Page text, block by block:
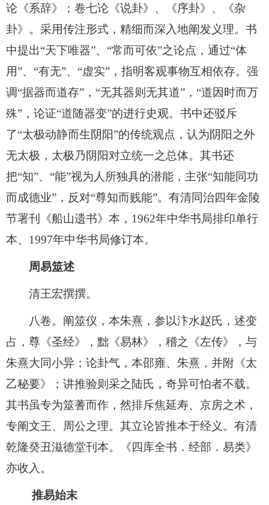
论《系辞》；卷七论《说卦》、《序卦》、《杂
卦》。采用传注形式，精细而深入地阐发义理。书
中提出“天下唯器”、“常而可依”之论点，通过“体
用”、“有无”、“虚实”，指明客观事物互相依存。强
调“据器而道存”，“无其器则无其道”，“道因时而万
殊”，论证“道随器变”的进行史观。书中还驳斥
了“太极动静而生阴阳”的传统观点，认为阴阳之外
无太极，太极乃阴阳对立统一之总体。其书还
把“知”、“能”视为人所独具的潜能，主张“知能同功
而成德业”，反对“尊知而贱能”。有清同治四年金陵
节署刊《船山遗书》本，1962年中华书局排印单行
本、1997年中华书局修订本。
周易筮述
清王宏撰撰。
八卷。阐筮仪，本朱熹，参以汴水赵氏，述变
占，尊《圣经》，黜《易林》，稽之《左传》，与
朱熹大同小异；论卦气，本邵雍、朱熹，并附《太
乙秘要》；讲推验则采之陆氏，奇异可怕者不载。
其书虽专为筮蓍而作，然排斥焦延寿、京房之术，
专阐文王、周公之理。其立论皆推本于经义。有清
乾隆癸丑滋德堂刊本。《四库全书．经部．易类》
亦收入。
推易始末